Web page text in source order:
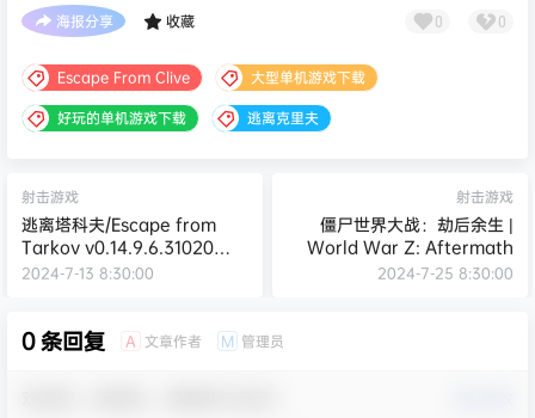
海报分享 收藏 0 0
Escape From Clive
大型单机游戏下载
好玩的单机游戏下载
逃离克里夫
射击游戏
逃离塔科夫/Escape from
Tarkov v0.14.9.6.31020
【42.7GB】
2024-7-13 8:30:00
射击游戏
僵尸世界大战：劫后余生 |
World War Z: Aftermath
2024-7-25 8:30:00
0 条回复 A 文章作者 M 管理员